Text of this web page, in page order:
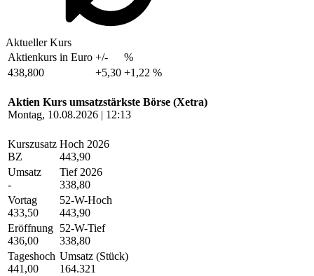
Aktueller Kurs
Aktienkurs in Euro +/-
%
438,800
+5,30 +1,22 %
Aktien Kurs umsatzstärkste Börse (Xetra)
Montag, 10.08.2026 | 12:13
Kurszusatz
BZ
Hoch 2026
443,90
Umsatz
-
Tief 2026
338,80
Vortag
433,50
52-W-Hoch
443,90
Eröffnung
436,00
52-W-Tief
338,80
Tageshoch
441,00
Umsatz (Stück)
164.321